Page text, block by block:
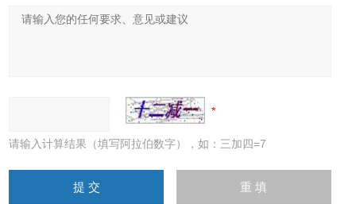
请输入计算结果（填写阿拉伯数字），如：三加四=7